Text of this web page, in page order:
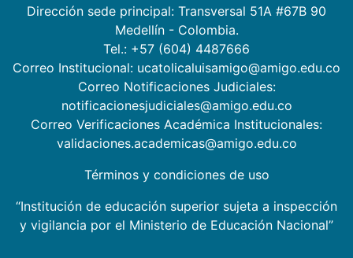
Dirección sede principal: Transversal 51A #67B 90
Medellín - Colombia.
Tel.: +57 (604) 4487666
Correo Institucional: ucatolicaluisamigo@amigo.edu.co
Correo Notificaciones Judiciales:
notificacionesjudiciales@amigo.edu.co
Correo Verificaciones Académica Institucionales:
validaciones.academicas@amigo.edu.co
Términos y condiciones de uso
“Institución de educación superior sujeta a inspección
y vigilancia por el Ministerio de Educación Nacional”